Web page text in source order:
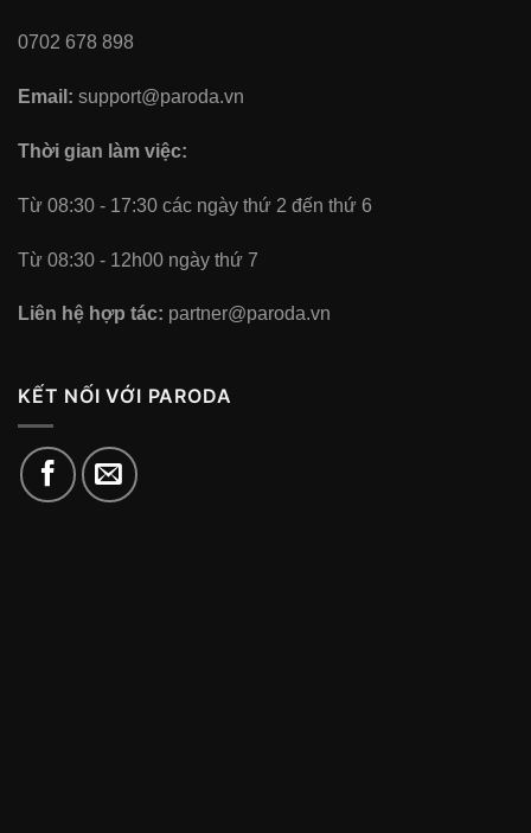
0702 678 898
Email: support@paroda.vn
Thời gian làm việc:
Từ 08:30 - 17:30 các ngày thứ 2 đến thứ 6
Từ 08:30 - 12h00 ngày thứ 7
Liên hệ hợp tác: partner@paroda.vn
KẾT NỐI VỚI PARODA